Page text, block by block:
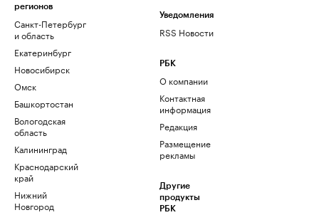
регионов
Санкт-Петербург
и область
Екатеринбург
Новосибирск
Омск
Башкортостан
Вологодская
область
Калининград
Краснодарский
край
Нижний
Новгород
Уведомления
RSS Новости
РБК
О компании
Контактная
информация
Редакция
Размещение
рекламы
Другие
продукты
РБК